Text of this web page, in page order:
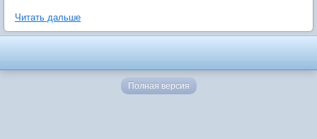
Читать дальше
Полная версия